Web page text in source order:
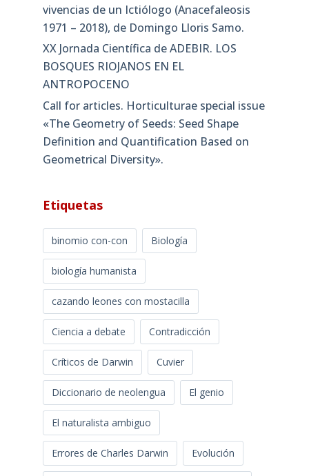
vivencias de un Ictiólogo (Anacefaleosis
1971 – 2018), de Domingo Lloris Samo.
XX Jornada Científica de ADEBIR. LOS
BOSQUES RIOJANOS EN EL
ANTROPOCENO
Call for articles. Horticulturae special issue
«The Geometry of Seeds: Seed Shape
Definition and Quantification Based on
Geometrical Diversity»​.
Etiquetas
binomio con-con Biología
biología humanista
cazando leones con mostacilla
Ciencia a debate Contradicción
Críticos de Darwin Cuvier
Diccionario de neolengua El genio
El naturalista ambiguo
Errores de Charles Darwin Evolución